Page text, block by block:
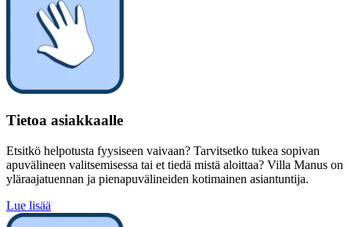
Tietoa asiakkaalle
Etsitkö helpotusta fyysiseen vaivaan? Tarvitsetko tukea sopivan
apuvälineen valitsemisessa tai et tiedä mistä aloittaa? Villa Manus on
yläraajatuennan ja pienapuvälineiden kotimainen asiantuntija.
Lue lisää